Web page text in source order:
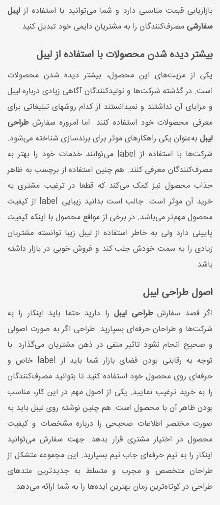
بازاریابی قیمت مناسبی دارد و شما می‌توانید با استفاده از لیبل
سفارشی مصرف‌کنندگان را به مشتریان دایمی خود تبدیل کنید.
بیشتر دیده شدن محصولات با استفاده از لیبل
یکی از مزیت‌های این محصول، بیشتر دیده شدن محصولات
است. در گذشته شرکت‌ها و تولیدکنندگان آگاهی زیادی درباره لیبل
و مزایای آن نداشتند و نمیدانستند از کدام روشهای تبلیغاتی برای
معرفی محصولات خود استفاده کنند. اما امروزه سفارشطراحی
لیبلبه‌عنوان یکی راهکارهای موثر برای برندسازی شناخته می‌شود.
شرکت‌ها با استفاده از label می‌توانند خدمات خود را بهتر به
مصرف‌کنندگان معرفی کنند. هم چنین استفاده از برچسب به ظاهر
جذاب محصول نیز کمک می‌کند که قطعا در ترغیب مشتری به
خرید آن موثر است. جالب است بدانید زیبایی label از کیفیت
محصول مهم‌تر می‌باشد. در برخی از مواقع محصول با اینکه کیفیت
پایینی دارد ولی به خاطر استفاده از لیبل زیبا توانسته مشتریان
زیادی را به سمت خودش جلب کند و فروش خوبی در بازار داشته
باشد.
اصول طراحی لیبل
اگر قصد سفارشطراحی لیبلرا دارید حتما باید اینکار را به
شرکت‌ها و طراحان حرفه‌ای بسپارید. طراحی اگر به صورت اصولی
و صحیح انجام نشود تاثیر منفی در ذهن مشتریان می‌گذارد. با
توجه به رقابتی بودن فضای بازار شما باید از label خاص و
حرفه‌ای روی محصول خود استفاده کنید‌ تا بتوانید مصرف‌کنندگان
را به خرید ترغیب نمایید. یکی از اصول مهم در این کار، مناسب
بودن ظاهر آن با محصول است. هم چنین نوشته روی لیبل باید به
صورت مختصر اطلاعات صحیحی را درباره مشخصات و کیفیت
محصول در اختیار مشتری قرار بدهد. جهت سفارش می‌توانید
اینکار را به تیم حرفه‌ای جاب تیم بسپارید. این مجموعه متشکل از
طراحان متخصص و مجرب و متسلط به جدیدترین متدهای
طراحی در کوتاه‌ترین زمان بهترین ایده‌ها را به شما ارائه می‌دهد.